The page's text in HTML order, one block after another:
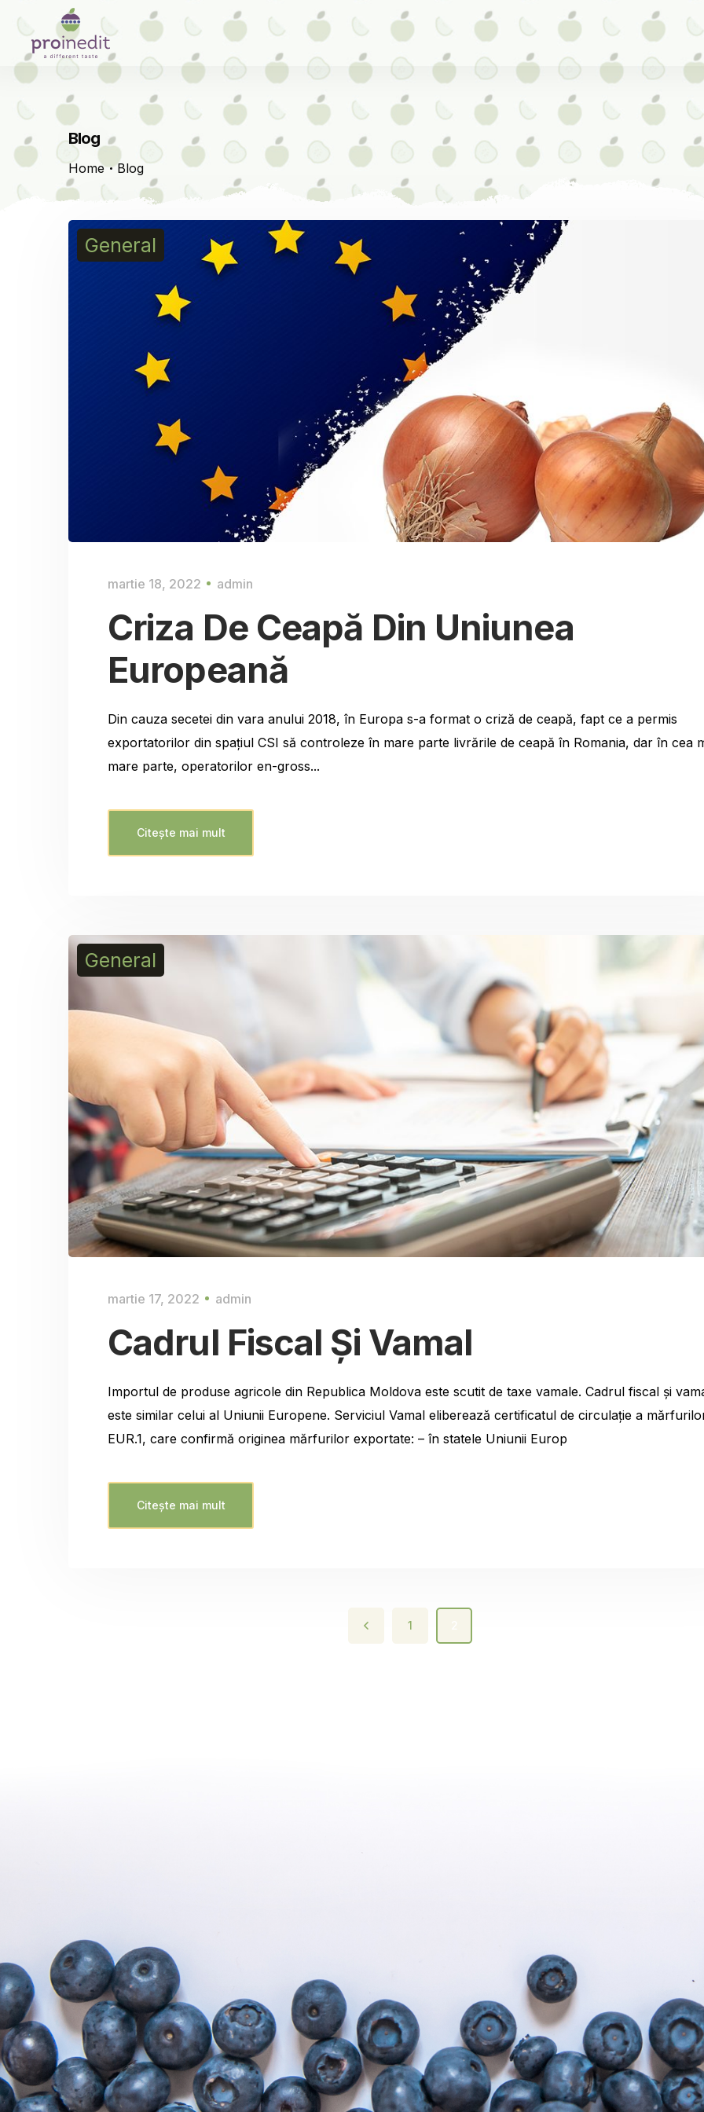
Blog
Home Blog
General
martie 18, 2022 admin
Criza De Ceapă Din Uniunea
Europeană
Din cauza secetei din vara anului 2018, în Europa s-a format o criză de ceapă, fapt ce a permis
exportatorilor din spațiul CSI să controleze în mare parte livrările de ceapă în Romania, dar în cea
mare parte, operatorilor en-gross...
Citește mai mult
General
martie 17, 2022 admin
Cadrul Fiscal Și Vamal
Importul de produse agricole din Republica Moldova este scutit de taxe vamale. Cadrul fiscal și
este similar celui al Uniunii Europene. Serviciul Vamal eliberează certificatul de circulație a
EUR.1, care confirmă originea mărfurilor exportate: – în statele Uniunii Europ
Citește mai mult
1